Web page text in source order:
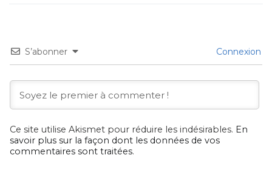
S’abonner Connexion
Ce site utilise Akismet pour réduire les indésirables. En
savoir plus sur la façon dont les données de vos
commentaires sont traitées.